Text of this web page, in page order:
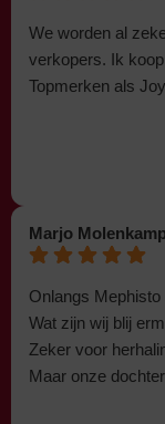
We worden al
verkopers. Ik
Topmerken als
Marjo
Onlangs
Wat zijn wij blij
Zeker voor
Maar onze